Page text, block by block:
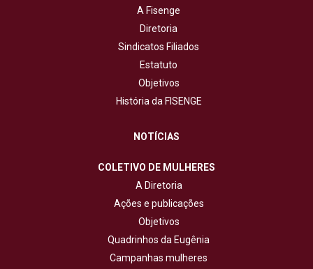
A Fisenge
Diretoria
Sindicatos Filiados
Estatuto
Objetivos
História da FISENGE
NOTÍCIAS
COLETIVO DE MULHERES
A Diretoria
Ações e publicações
Objetivos
Quadrinhos da Eugênia
Campanhas mulheres